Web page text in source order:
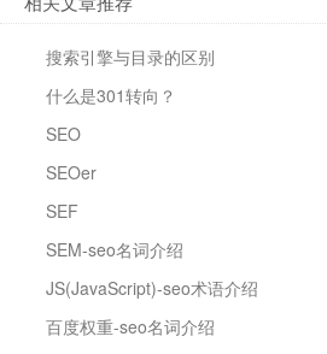
搜索引擎与目录的区别
什么是301转向？
SEO
SEOer
SEF
SEM-seo名词介绍
JS(JavaScript)-seo术语介绍
百度权重-seo名词介绍